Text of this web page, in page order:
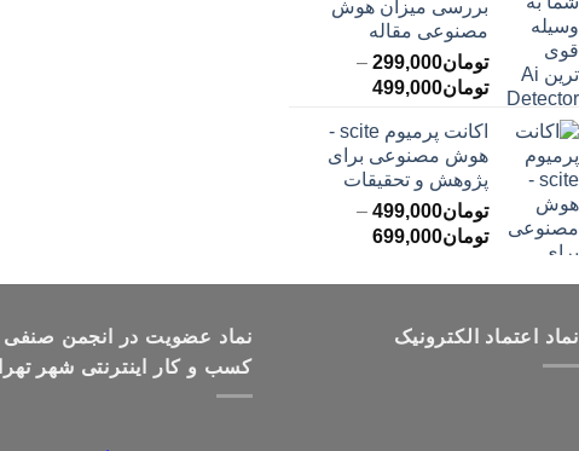
بررسی میزان هوش
مصنوعی مقاله
تومان299,000
–
تومان499,000محدوده
تا
تومان499,000
اکانت پرمیوم scite -
هوش مصنوعی برای
پژوهش و تحقیقات
تومان499,000
–
تومان699,000محدوده
تومان499,000
نماد اعتماد الکترونیک
نماد عضویت در انجمن صنفی
کسب و کار اینترنتی شهر